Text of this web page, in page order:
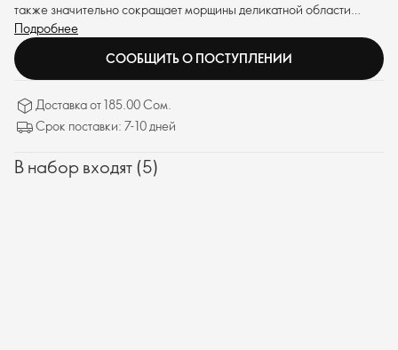
также значительно сокращает морщины деликатной области
вокруг глаз. Формула обеспечивает превосходную эффективность,
делая кожу более упругой.
Подробнее
СООБЩИТЬ О ПОСТУПЛЕНИИ
Доставка от 185.00 Сом.
Срок поставки: 7-10 дней
В набор входят (5)